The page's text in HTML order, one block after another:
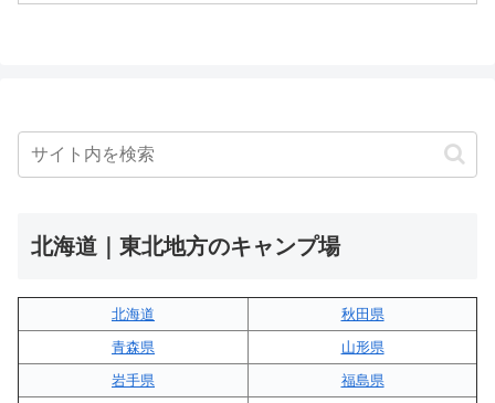
北海道｜東北地方のキャンプ場
北海道
秋田県
青森県
山形県
岩手県
福島県